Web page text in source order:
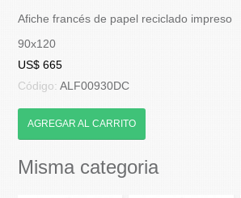
Afiche francés de papel reciclado impreso
90x120
US$ 665
Código:ALF00930DC
AGREGAR AL CARRITO
Misma categoria